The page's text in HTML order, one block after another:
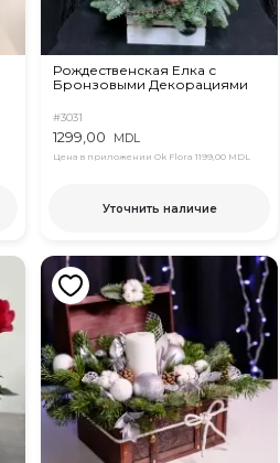
Рождественская Елка с
Бронзовыми Декорациями
#3031
1299,00 MDL
Цена в приложении Ok Flora 1199,00 MDL
Уточнить наличие